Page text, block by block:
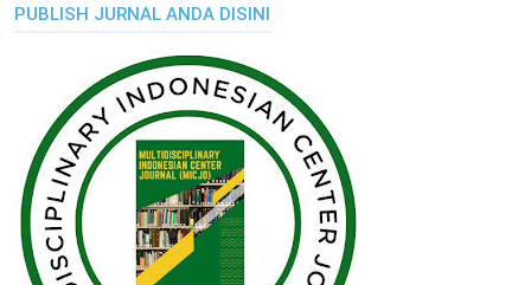
PUBLISH JURNAL ANDA DISINI